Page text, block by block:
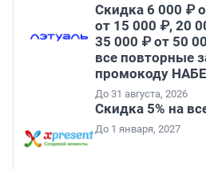
Скидка 6 000 ₽
от 15 000 ₽, 20
35 000 ₽ от 50
все повторные
промокоду
До 31 августа, 2026
Скидка 5% на
До 1 января, 2027